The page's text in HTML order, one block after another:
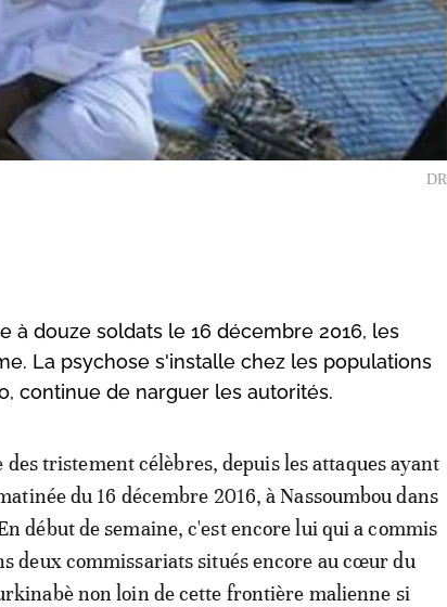
DR
à douze soldats le 16 décembre 2016, les
La psychose s'installe chez les populations
continue de narguer les autorités.
tristement célèbres, depuis les attaques ayant
du 16 décembre 2016, à Nassoumbou dans
début de semaine, c'est encore lui qui a commis
deux commissariats situés encore au cœur du
non loin de cette frontière malienne si